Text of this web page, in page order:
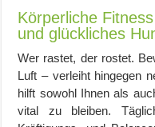
Körperliche
und glückliches
Wer rastet, der rostet.
Luft – verleiht hingegen
hilft sowohl Ihnen als
vital zu bleiben.